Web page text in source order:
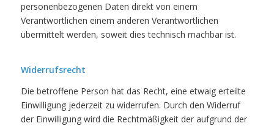
personenbezogenen Daten direkt von einem
Verantwortlichen einem anderen Verantwortlichen
übermittelt werden, soweit dies technisch machbar ist.
Widerrufsrecht
Die betroffene Person hat das Recht, eine etwaig erteilte
Einwilligung jederzeit zu widerrufen. Durch den Widerruf
der Einwilligung wird die Rechtmäßigkeit der aufgrund der